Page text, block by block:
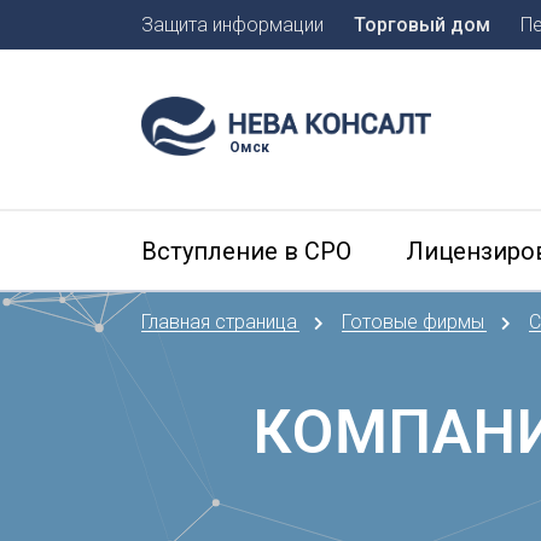
В
Защита информации Торговый дом
Омск
Вступление в СРО
Главная страница Готовые фирмы